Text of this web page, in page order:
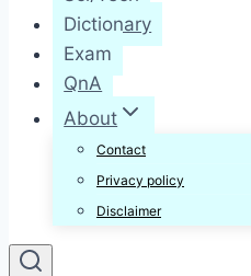
Dictionary
Exam
QnA
About
Contact
Privacy policy
Disclaimer